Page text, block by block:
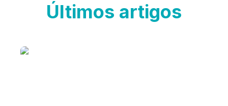
Últimos artigos